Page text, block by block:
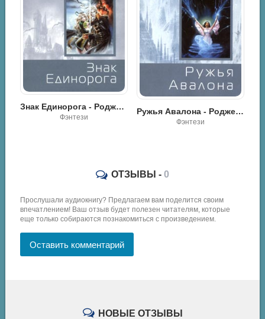
Знак Единорога - Роджер Желязны
Фэнтези
Ружья Авалона - Роджер Желязны
Фэнтези
ОТЗЫВЫ - 0
Прослушали аудиокнигу? Предлагаем вам поделится своим
впечатлением! Ваш отзыв будет полезен читателям, которые
еще только собираются познакомиться с произведением.
Оставить комментарий
НОВЫЕ ОТЗЫВЫ